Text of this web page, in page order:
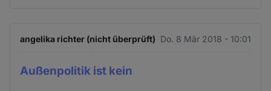
angelika richter (nicht überprüft) Do. 8 Mär 2018 - 10:01
Außenpolitik ist kein